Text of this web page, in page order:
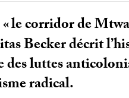
le corridor de
Becker décrit
luttes
radical.